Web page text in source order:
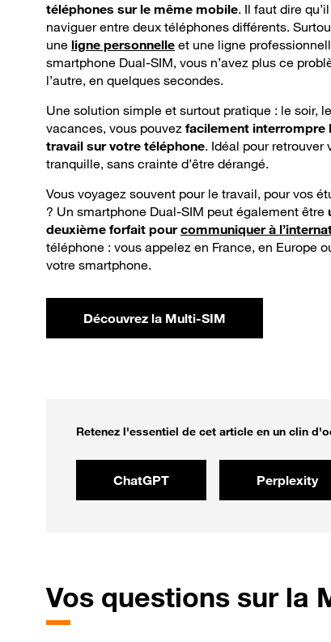
téléphones sur le même mobile. Il faut dire
naviguer entre deux téléphones différents.
une ligne personnelle et une ligne
smartphone Dual-SIM, vous n’avez plus ce
l’autre, en quelques secondes.
Une solution simple et surtout pratique : le soir,
vacances, vous pouvez facilement interrompre
travail sur votre téléphone. Idéal pour retrouver
tranquille, sans crainte d’être dérangé.
Vous voyagez souvent pour le travail, pour vos
? Un smartphone Dual-SIM peut également être
deuxième forfait pourcommuniquer à
téléphone : vous appelez en France, en Europe
votre smartphone.
Découvrez la Multi-SIM
Retenez l'essentiel de cet article en un clin
ChatGPT Perplexity
Vos questions sur la